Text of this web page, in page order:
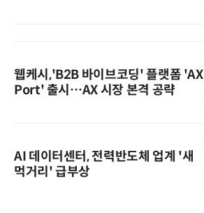
웹케시,'B2B 바이브코딩' 플랫폼 'AX
Port' 출시…AX 시장 본격 공략
AI 데이터센터, 전력반도체 업계 '새
먹거리' 급부상